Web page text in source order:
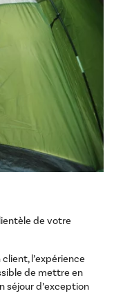
de votre
l’expérience
de mettre en
séjour d’exception